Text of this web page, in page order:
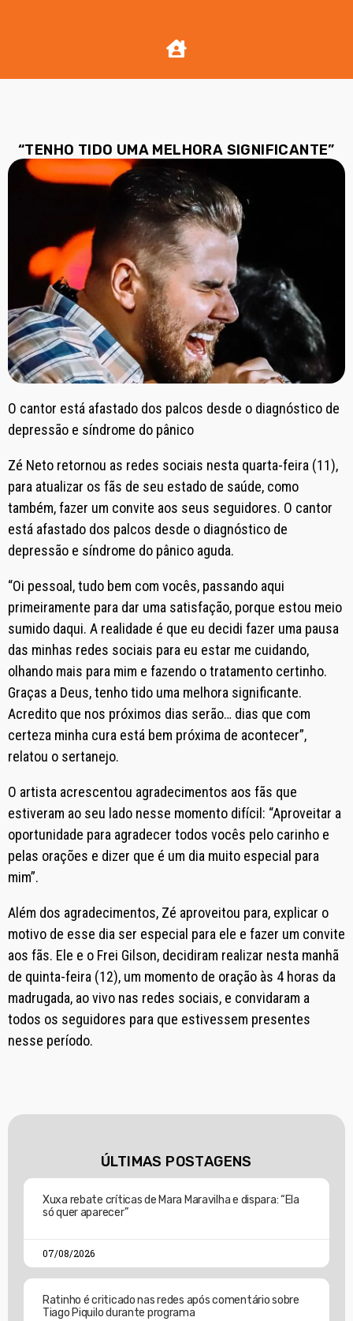
“TENHO TIDO UMA MELHORA SIGNIFICANTE”
O cantor está afastado dos palcos desde o diagnóstico de
depressão e síndrome do pânico
Zé Neto retornou as redes sociais nesta quarta-feira (11),
para atualizar os fãs de seu estado de saúde, como
também, fazer um convite aos seus seguidores. O cantor
está afastado dos palcos desde o diagnóstico de
depressão e síndrome do pânico aguda.
“Oi pessoal, tudo bem com vocês, passando aqui
primeiramente para dar uma satisfação, porque estou meio
sumido daqui. A realidade é que eu decidi fazer uma pausa
das minhas redes sociais para eu estar me cuidando,
olhando mais para mim e fazendo o tratamento certinho.
Graças a Deus, tenho tido uma melhora significante.
Acredito que nos próximos dias serão… dias que com
certeza minha cura está bem próxima de acontecer”,
relatou o sertanejo.
O artista acrescentou agradecimentos aos fãs que
estiveram ao seu lado nesse momento difícil: “Aproveitar a
oportunidade para agradecer todos vocês pelo carinho e
pelas orações e dizer que é um dia muito especial para
mim”.
Além dos agradecimentos, Zé aproveitou para, explicar o
motivo de esse dia ser especial para ele e fazer um convite
aos fãs. Ele e o Frei Gilson, decidiram realizar nesta manhã
de quinta-feira (12), um momento de oração às 4 horas da
madrugada, ao vivo nas redes sociais, e convidaram a
todos os seguidores para que estivessem presentes
nesse período.
ÚLTIMAS POSTAGENS
Xuxa rebate críticas de Mara Maravilha e dispara: “Ela
só quer aparecer”
07/08/2026
Ratinho é criticado nas redes após comentário sobre
Tiago Piquilo durante programa